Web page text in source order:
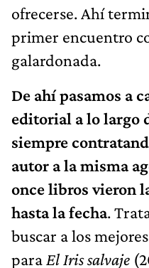
ofrecerse. Ahí
primer encuentro
galardonada.
De ahí pasamos a
editorial a lo largo
siempre
autor a la misma
once libros vieron
hasta la fecha.
buscar a los
para El Iris salvaje